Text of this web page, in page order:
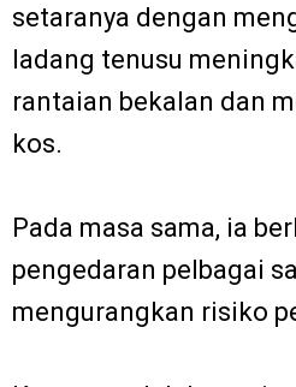
setaranya dengan
ladang tenusu
rantaian bekalan dan
kos.
Pada masa sama, ia
pengedaran pelbagai
mengurangkan risiko